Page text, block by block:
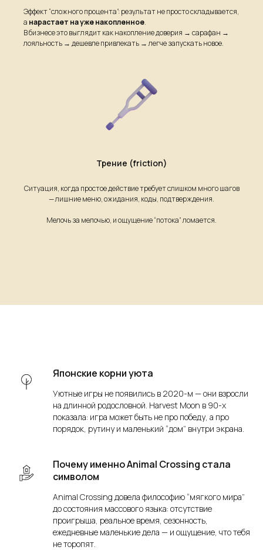
Эффект “сложного процента”: результат не просто складывается,
а нарастает на уже накопленное.
В бизнесе это выглядит как накопление доверия → сарафан →
лояльность → дешевле привлекать → легче запускать новое.
Трение (friction)
Ситуация, когда простое действие требует слишком много шагов
— лишние меню, ожидания, коды, подтверждения.
Мелочь за мелочью, и ощущение “потока” ломается.
Японские корни уюта
Уютные игры не появились в 2020-м — они взросли
на длинной родословной. Harvest Moon в 90-х
показала: игра может быть не про победу, а про
порядок, рутину и маленький “дом” внутри экрана.
Почему именно Animal Crossing стала
символом
Animal Crossing довела философию “мягкого мира”
до состояния массового языка: отсутствие
проигрыша, реальное время, сезонность,
ежедневные маленькие дела — и ощущение, что тебя
не торопят.